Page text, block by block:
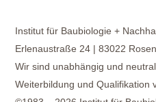
Institut für Baubiologie +
Erlenaustraße 24 | 83022
Wir sind unabhängig und
Weiterbildung und Qualifikation